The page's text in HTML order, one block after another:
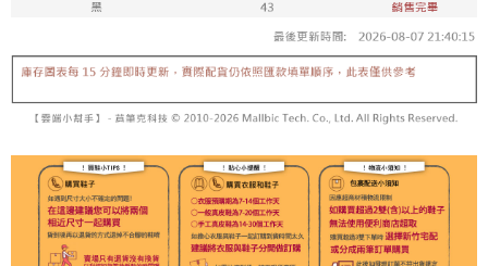
每筆NT$100，滿NT$1,800(含以上)免運費
每筆NT$150，滿NT$1,800(含以上)免運費